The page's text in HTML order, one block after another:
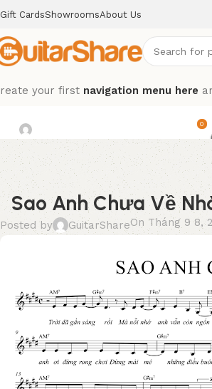
Gift CardsShowroomsAbout Us
your first navigation menu here
by 0
Sao Anh Chưa Về
Posted by GuitarShareOn Tháng 9 8,